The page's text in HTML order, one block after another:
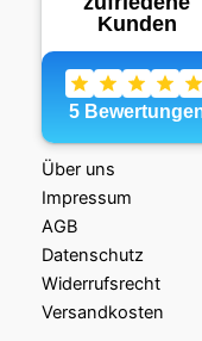
Über uns
Impressum
AGB
Datenschutz
Widerrufsrecht
Versandkosten